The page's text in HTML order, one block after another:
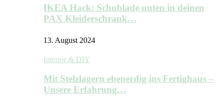
IKEA Hack: Schublade unten in deinen
PAX Kleiderschrank…
13. August 2024
Interior & DIY
Mit Stelzlagern ebenerdig ins Fertighaus –
Unsere Erfahrung…